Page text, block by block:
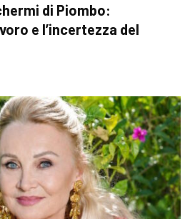
di Piombo:
e l’incertezza del